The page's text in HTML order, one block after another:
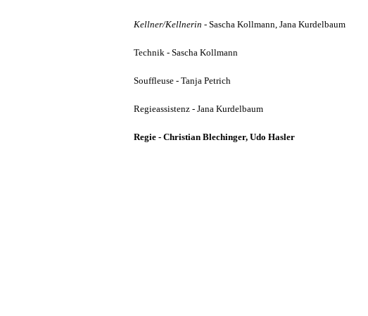
Kellner/Kellnerin- Sascha Kollmann, Jana Kurdelbaum
Technik - Sascha Kollmann
Souffleuse - Tanja Petrich
Regieassistenz - Jana Kurdelbaum
Regie - Christian Blechinger, Udo Hasler